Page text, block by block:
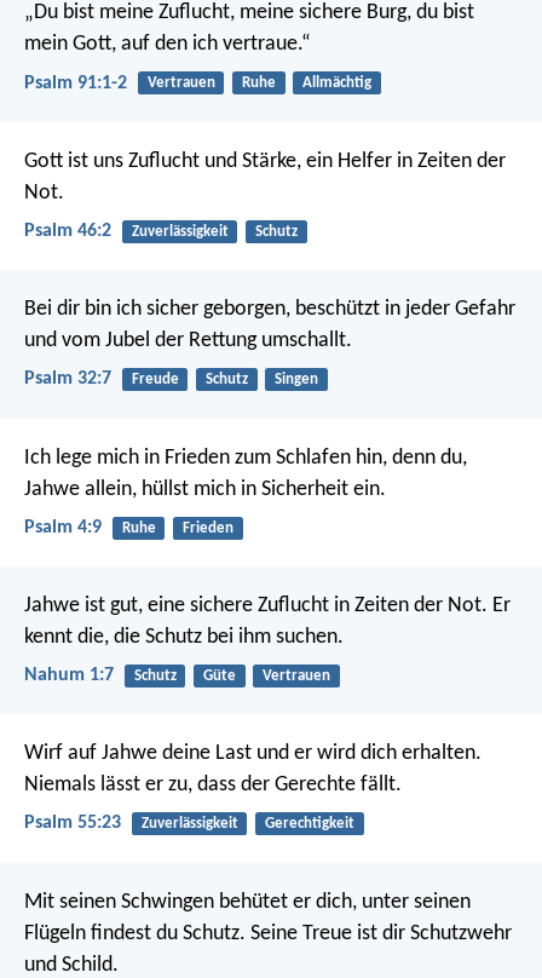
„Du bist meine Zuflucht, meine sichere Burg, du bist
mein Gott, auf den ich vertraue.“
Psalm 91:1-2 Vertrauen Ruhe Allmächtig
Gott ist uns Zuflucht und Stärke, ein Helfer in Zeiten der
Not.
Psalm 46:2 Zuverlässigkeit Schutz
Bei dir bin ich sicher geborgen, beschützt in jeder Gefahr
und vom Jubel der Rettung umschallt.
Psalm 32:7 Freude Schutz Singen
Ich lege mich in Frieden zum Schlafen hin, denn du,
Jahwe allein, hüllst mich in Sicherheit ein.
Psalm 4:9 Ruhe Frieden
Jahwe ist gut, eine sichere Zuflucht in Zeiten der Not. Er
kennt die, die Schutz bei ihm suchen.
Nahum 1:7 Schutz Güte Vertrauen
Wirf auf Jahwe deine Last und er wird dich erhalten.
Niemals lässt er zu, dass der Gerechte fällt.
Psalm 55:23 Zuverlässigkeit Gerechtigkeit
Mit seinen Schwingen behütet er dich, unter seinen
Flügeln findest du Schutz. Seine Treue ist dir Schutzwehr
und Schild.